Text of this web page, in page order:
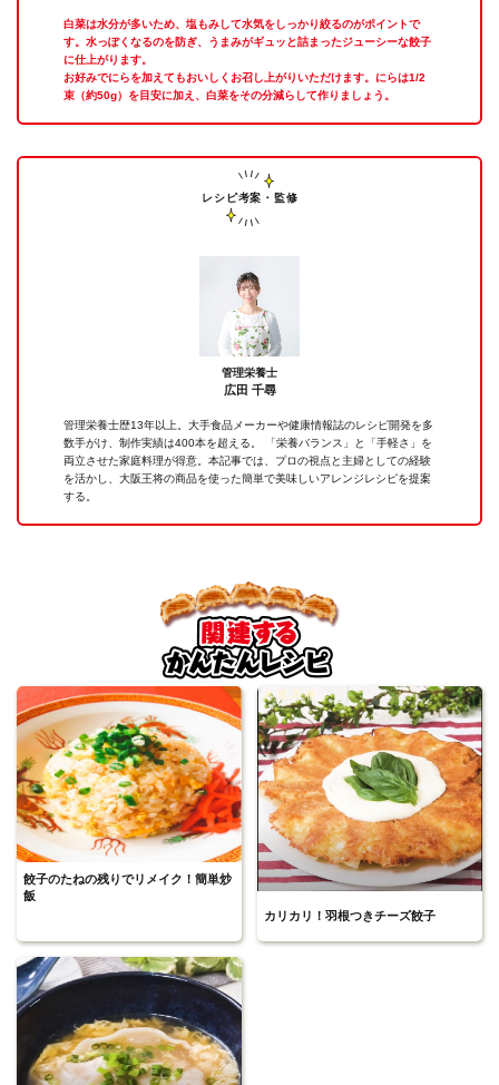
白菜は水分が多いため、塩もみして水気をしっかり絞るのがポイントで
す。水っぽくなるのを防ぎ、うまみがギュッと詰まったジューシーな餃子
に仕上がります。
お好みでにらを加えてもおいしくお召し上がりいただけます。にらは1/2
束（約50g）を目安に加え、白菜をその分減らして作りましょう。
レシピ考案・監修
管理栄養士
広田 千尋
管理栄養士歴13年以上。大手食品メーカーや健康情報誌のレシピ開発を多
数手がけ、制作実績は400本を超える。 「栄養バランス」と「手軽さ」を
両立させた家庭料理が得意。本記事では、プロの視点と主婦としての経験
を活かし、大阪王将の商品を使った簡単で美味しいアレンジレシピを提案
する。
餃子のたねの残りでリメイク！簡単炒
飯
カリカリ！羽根つきチーズ餃子